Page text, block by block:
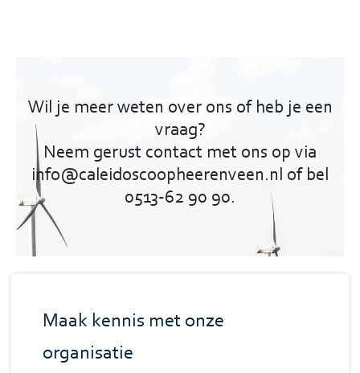
Wil je meer weten over ons of heb je een
vraag?
Neem gerust contact met ons op via
info@caleidoscoopheerenveen.nl of bel
0513-62 90 90.
Maak kennis met onze
organisatie